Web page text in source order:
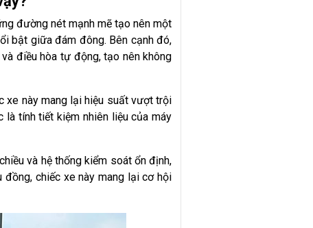
đường nét mạnh mẽ tạo nên một
bật giữa đám đông. Bên cạnh đó,
điều hòa tự động, tạo nên không
xe này mang lại hiệu suất vượt trội
là tính tiết kiệm nhiên liệu của máy
và hệ thống kiểm soát ổn định,
đồng, chiếc xe này mang lại cơ hội